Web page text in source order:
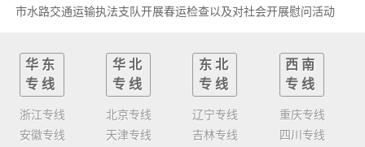
市水路交通运输执法支队开展春运检查以及对社会开展慰问活动
华东
专线
浙江专线
安徽专线
华北
专线
北京专线
天津专线
东北
专线
辽宁专线
吉林专线
西南
专线
重庆专线
四川专线